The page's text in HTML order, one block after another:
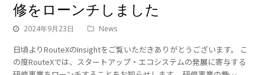
修をローンチしました
2024年9月23日 News
日頃よりRouteXのInsightをご覧いただきありがとうございます。 こ
の度RouteXでは、スタートアップ・エコシステムの発展に寄与する